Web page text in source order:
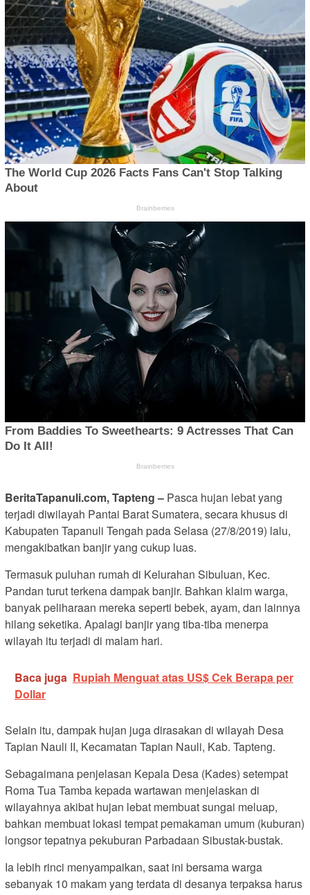
BeritaTapanuli.com, Tapteng – Pasca hujan lebat yang
terjadi diwilayah Pantai Barat Sumatera, secara khusus di
Kabupaten Tapanuli Tengah pada Selasa (27/8/2019) lalu,
mengakibatkan banjir yang cukup luas.
Termasuk puluhan rumah di Kelurahan Sibuluan, Kec.
Pandan turut terkena dampak banjir. Bahkan klaim warga,
banyak peliharaan mereka seperti bebek, ayam, dan lainnya
hilang seketika. Apalagi banjir yang tiba-tiba menerpa
wilayah itu terjadi di malam hari.
Baca juga Rupiah Menguat atas US$ Cek Berapa per
Dollar
Selain itu, dampak hujan juga dirasakan di wilayah Desa
Tapian Nauli II, Kecamatan Tapian Nauli, Kab. Tapteng.
Sebagaimana penjelasan Kepala Desa (Kades) setempat
Roma Tua Tamba kepada wartawan menjelaskan di
wilayahnya akibat hujan lebat membuat sungai meluap,
bahkan membuat lokasi tempat pemakaman umum (kuburan)
longsor tepatnya pekuburan Parbadaan Sibustak-bustak.
Ia lebih rinci menyampaikan, saat ini bersama warga
sebanyak 10 makam yang terdata di desanya terpaksa harus